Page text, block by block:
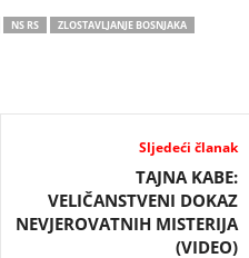
NS RS ZLOSTAVLJANJE BOSNJAKA
Sljedeći članak
TAJNA KABE:
VELIČANSTVENI DOKAZ
NEVJEROVATNIH MISTERIJA
(VIDEO)